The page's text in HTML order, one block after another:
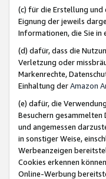
(c) für die Erstellung
Eignung der jeweils
Informationen, die Sie in
(d) dafür, dass die
Verletzung oder
Markenrechte,
Einhaltung derAmazon
(e) dafür, die
Besuchern
und angemessen
in sonstiger Weise,
Werbeanzeigen
Cookies erkennen
Online-Werbung